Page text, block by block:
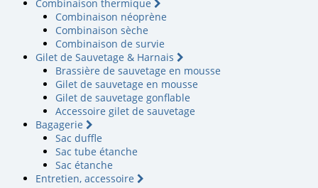
Combinaison thermique
Combinaison néoprène
Combinaison sèche
Combinaison de survie
Gilet de Sauvetage & Harnais
Brassière de sauvetage en mousse
Gilet de sauvetage en mousse
Gilet de sauvetage gonflable
Accessoire gilet de sauvetage
Bagagerie
Sac duffle
Sac tube étanche
Sac étanche
Entretien, accessoire